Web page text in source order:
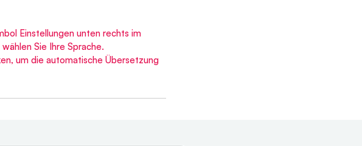
Einstellungen unten rechts im
Sie Ihre Sprache.
um die automatische Übersetzung